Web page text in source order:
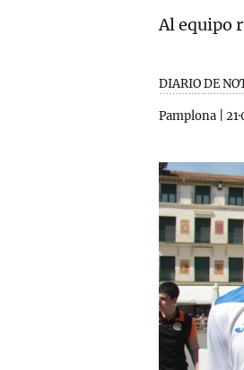
Al equipo
DIARIO DE
Pamplona